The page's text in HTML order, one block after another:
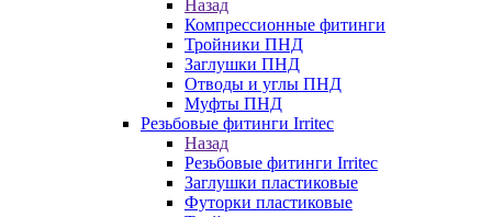
Назад
Компрессионные фитинги
Тройники ПНД
Заглушки ПНД
Отводы и углы ПНД
Муфты ПНД
Резьбовые фитинги Irritec
Назад
Резьбовые фитинги Irritec
Заглушки пластиковые
Футорки пластиковые